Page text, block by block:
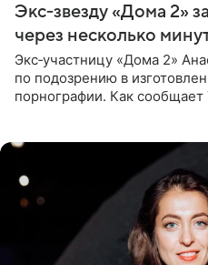
Экс‑звезду «Дома 2»
через несколько
Экс‑участницу «Дома 2»
по подозрению в
порнографии. Как сообщает